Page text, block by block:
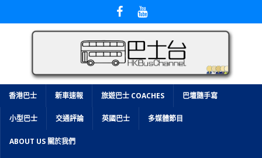
香港巴士 新車速報 旅遊巴士 COACHES 巴壇隨手寫
小型巴士 交通評論 英國巴士 多媒體節目
ABOUT US 關於我們